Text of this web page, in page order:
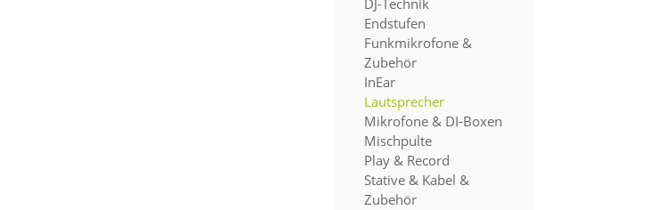
DJ-Technik
Endstufen
Funkmikrofone &
Zubehör
InEar
Lautsprecher
Mikrofone & DI-Boxen
Mischpulte
Play & Record
Stative & Kabel &
Zubehör